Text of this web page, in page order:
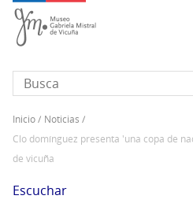
Pasar
contenido
principal
Sobrescribir
enlaces
ayuda
inicio
noticias
clo domínguez presenta 'una copa de nada' en el museo gabriela mistral
de vicuña
Escuchar